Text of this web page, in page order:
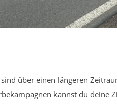
über einen längeren
kannst du deine